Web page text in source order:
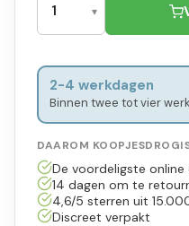
2-4 werkdagen
Binnen twee tot vier
DAAROM
De voordeligste online
14 dagen om te
4,6/5 sterren uit
Discreet verpakt